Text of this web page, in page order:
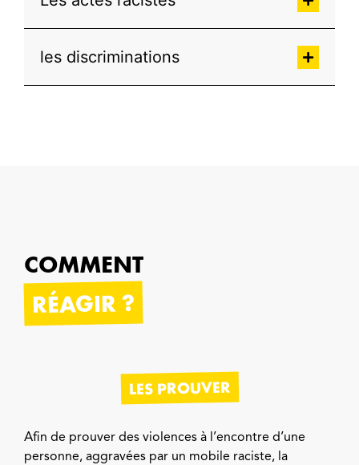
les discriminations
COMMENT
RÉAGIR ?
LES PROUVER
Afin de prouver des violences à l’encontre d’une
personne, aggravées par un mobile raciste, la